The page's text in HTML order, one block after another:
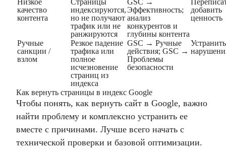
Низкое
качество
контента
Страницы
индексируются,
но не получают
трафик или не
ранжируются
GSC →
Эффективность;
анализ
конкурентов и
глубины контента
добавить
ценность
Ручные
санкции /
взлом
Резкое падение
трафика или
полное
исчезновение
страниц из
индекса
GSC → Ручные
действия; GSC →
Проблемы
безопасности
Устранить
Как вернуть страницы в индекс Google
Чтобы понять, как вернуть сайт в Google, важно
найти проблему и комплексно устранить ее
вместе с причинами. Лучше всего начать с
технической проверки и базовой оптимизации.